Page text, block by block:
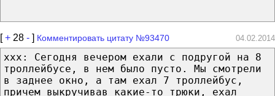
[+ 28 - ] Комментировать цитату №93470 04.02.2014
xxx: Сегодня вечером ехали с подругой на 8
троллейбусе, в нем было пусто. Мы смотрели
в заднее окно, а там ехал 7 троллейбус,
причем выкручивав какие-то трюки, ехал